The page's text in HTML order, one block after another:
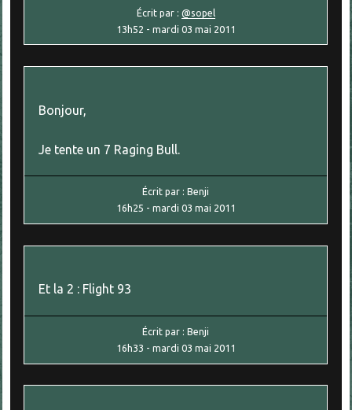
Écrit par : @sopel
13h52 - mardi 03 mai 2011
Bonjour,
Je tente un 7 Raging Bull.
Écrit par :Benji
16h25 - mardi 03 mai 2011
Et la 2 : Flight 93
Écrit par :Benji
16h33 - mardi 03 mai 2011